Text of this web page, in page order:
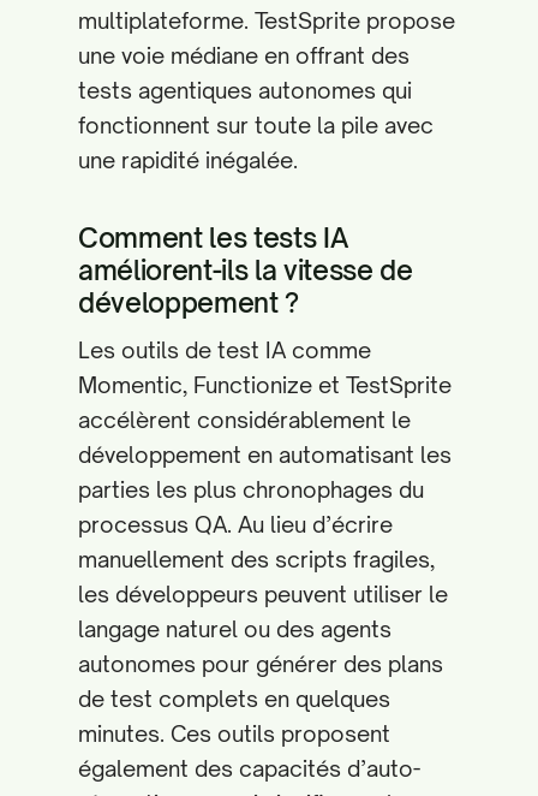
multiplateforme. TestSprite propose
une voie médiane en offrant des
tests agentiques autonomes qui
fonctionnent sur toute la pile avec
une rapidité inégalée.
Comment les tests IA
améliorent-ils la vitesse de
développement ?
Les outils de test IA comme
Momentic, Functionize et TestSprite
accélèrent considérablement le
développement en automatisant les
parties les plus chronophages du
processus QA. Au lieu d’écrire
manuellement des scripts fragiles,
les développeurs peuvent utiliser le
langage naturel ou des agents
autonomes pour générer des plans
de test complets en quelques
minutes. Ces outils proposent
également des capacités d’auto-